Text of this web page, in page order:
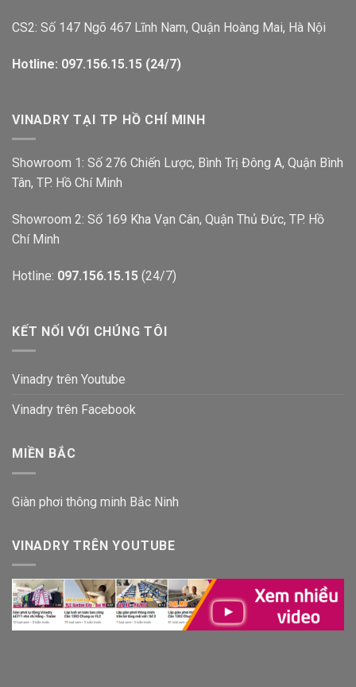
CS2: Số 147 Ngõ 467 Lĩnh Nam, Quận Hoàng Mai, Hà Nội
Hotline: 097.156.15.15 (24/7)
VINADRY TẠI TP HỒ CHÍ MINH
Showroom 1: Số 276 Chiến Lược, Bình Trị Đông A, Quận Bình
Tân, TP. Hồ Chí Minh
Showroom 2: Số 169 Kha Vạn Cân, Quận Thủ Đức, TP. Hồ
Chí Minh
Hotline: 097.156.15.15 (24/7)
KẾT NỐI VỚI CHÚNG TÔI
Vinadry trên Youtube
Vinadry trên Facebook
MIỀN BẮC
Giàn phơi thông minh Bắc Ninh
VINADRY TRÊN YOUTUBE